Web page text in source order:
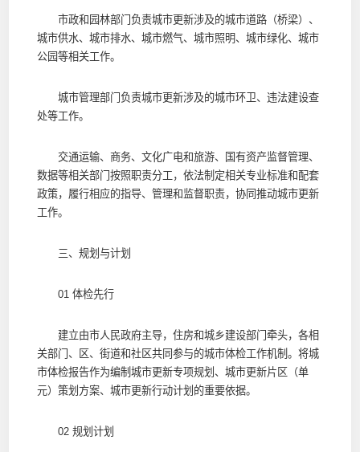
市政和园林部门负责城市更新涉及的城市道路（桥梁）、
城市供水、城市排水、城市燃气、城市照明、城市绿化、城市
公园等相关工作。
城市管理部门负责城市更新涉及的城市环卫、违法建设查
处等工作。
交通运输、商务、文化广电和旅游、国有资产监督管理、
数据等相关部门按照职责分工，依法制定相关专业标准和配套
政策，履行相应的指导、管理和监督职责，协同推动城市更新
工作。
三、规划与计划
01 体检先行
建立由市人民政府主导，住房和城乡建设部门牵头，各相
关部门、区、街道和社区共同参与的城市体检工作机制。将城
市体检报告作为编制城市更新专项规划、城市更新片区（单
元）策划方案、城市更新行动计划的重要依据。
02 规划计划